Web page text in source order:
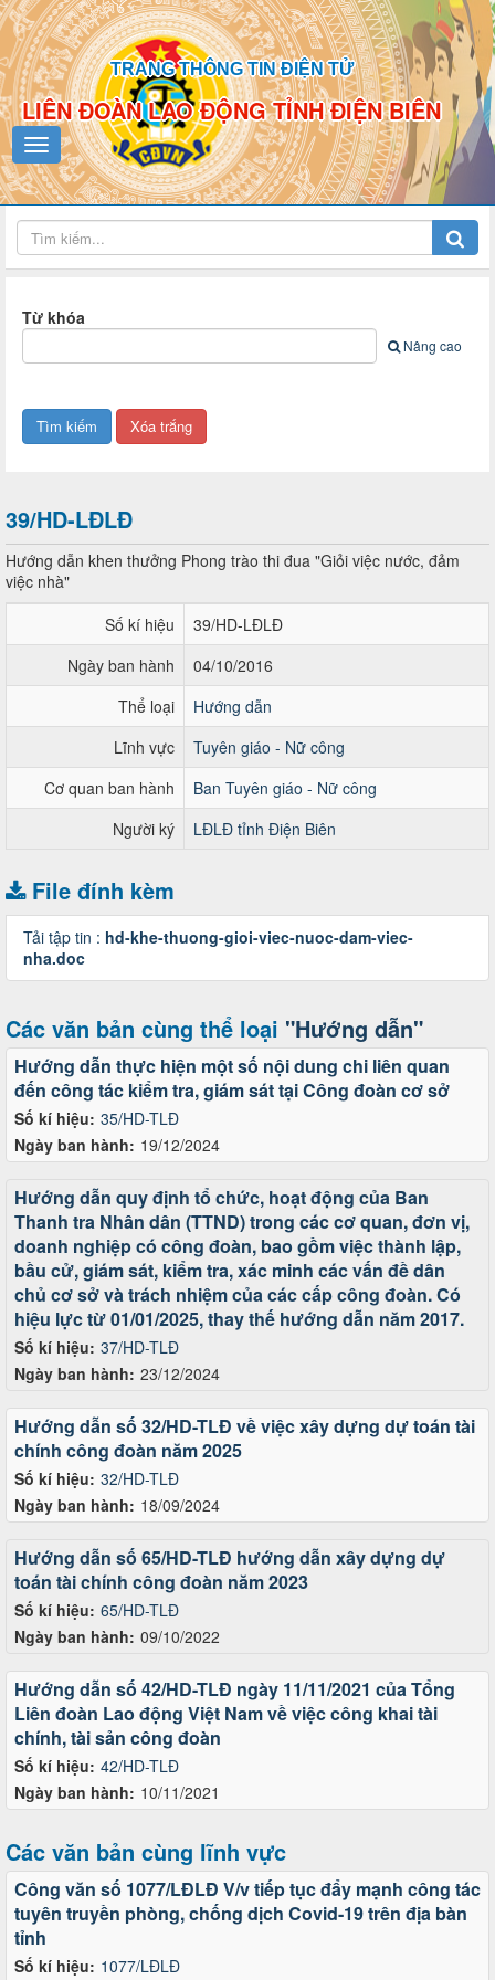
TRANG THÔNG TIN ĐIỆN TỬ
LIÊN ĐOÀN LAO ĐỘNG TỈNH ĐIỆN BIÊN
Từ khóa
Nâng cao
39/HD-LĐLĐ
Hướng dẫn khen thưởng Phong trào thi đua "Giỏi việc nước, đảm
việc nhà"
Số kí hiệu
39/HD-LĐLĐ
Ngày ban hành
04/10/2016
Thể loại
Hướng dẫn
Lĩnh vực
Tuyên giáo - Nữ công
Cơ quan ban hành
Ban Tuyên giáo - Nữ công
Người ký
LĐLĐ tỉnh Điện Biên
File đính kèm
Tải tập tin : hd-khe-thuong-gioi-viec-nuoc-dam-viec-
nha.doc
Các văn bản cùng thể loại "Hướng dẫn"
Số kí hiệu: 35/HD-TLĐ
Ngày ban hành: 19/12/2024
Hướng dẫn thực hiện một số nội dung chi liên quan
đến công tác kiểm tra, giám sát tại Công đoàn cơ sở
Số kí hiệu: 37/HD-TLĐ
Ngày ban hành: 23/12/2024
Hướng dẫn quy định tổ chức, hoạt động của Ban
Thanh tra Nhân dân (TTND) trong các cơ quan, đơn vị,
doanh nghiệp có công đoàn, bao gồm việc thành lập,
bầu cử, giám sát, kiểm tra, xác minh các vấn đề dân
chủ cơ sở và trách nhiệm của các cấp công đoàn. Có
hiệu lực từ 01/01/2025, thay thế hướng dẫn năm 2017.
Số kí hiệu: 32/HD-TLĐ
Ngày ban hành: 18/09/2024
Hướng dẫn số 32/HD-TLĐ về việc xây dựng dự toán tài
chính công đoàn năm 2025
Số kí hiệu: 65/HD-TLĐ
Ngày ban hành: 09/10/2022
Hướng dẫn số 65/HD-TLĐ hướng dẫn xây dựng dự
toán tài chính công đoàn năm 2023
Số kí hiệu: 42/HD-TLĐ
Ngày ban hành: 10/11/2021
Hướng dẫn số 42/HD-TLĐ ngày 11/11/2021 của Tổng
Liên đoàn Lao động Việt Nam về việc công khai tài
chính, tài sản công đoàn
Các văn bản cùng lĩnh vực
Số kí hiệu: 1077/LĐLĐ
Công văn số 1077/LĐLĐ V/v tiếp tục đẩy mạnh công tác
tuyên truyền phòng, chống dịch Covid-19 trên địa bàn
tỉnh